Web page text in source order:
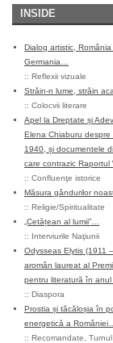
INSIDE
Dialog artistic, România
Germania…
:: Reflexii vizuale
Străin-n lume, străin
:: Colocvii literare
Apel la Dreptate și
Elena Chiaburu despre
1940, și documentele
care contrazic Raportul
:: Confluenţe istorice
Măsura gândurilor
:: Religie/Spiritualitate
„Cetățean al lumii”…
:: Interviurile Naţiunii
Odysseas Elytis (1911
aromân laureat al
pentru literatură în anul
:: Diaspora
Prostia și tăcăloșia în
energetică a României…
:: Recomandate